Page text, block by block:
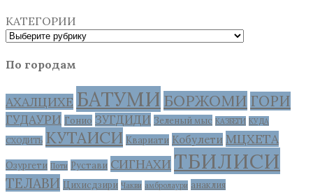
КАТЕГОРИИ
По городам
АХАЛЦИХЕ БАТУМИ БОРЖОМИ ГОРИ
ГУДАУРИ Гонио ЗУГДИДИ Зеленый мыс КАЗБЕГИ КУДА
СХОДИТЬ КУТАИСИ Квариати Кобулети МЦХЕТА
Озургети Поти Рустави СИГНАХИ ТБИЛИСИ
ТЕЛАВИ Цихисдзири Чакви амбролаури анаклия